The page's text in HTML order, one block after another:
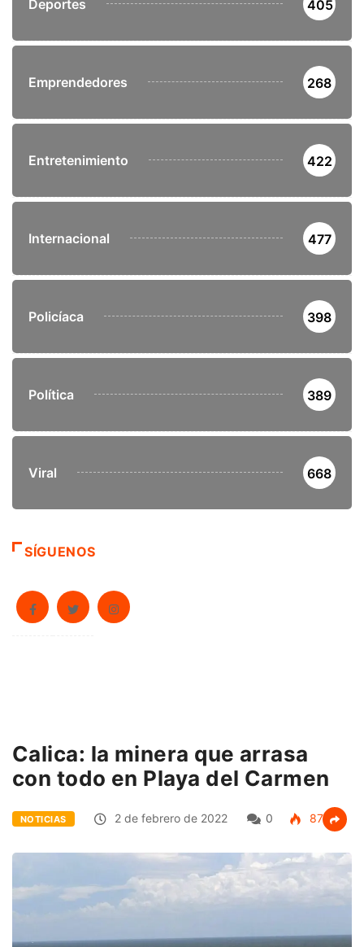
Deportes 405
Emprendedores 268
Entretenimiento 422
Internacional 477
Policíaca 398
Política 389
Viral 668
SÍGUENOS
Calica: la minera que arrasa
con todo en Playa del Carmen
NOTICIAS 2 de febrero de 2022 0 871